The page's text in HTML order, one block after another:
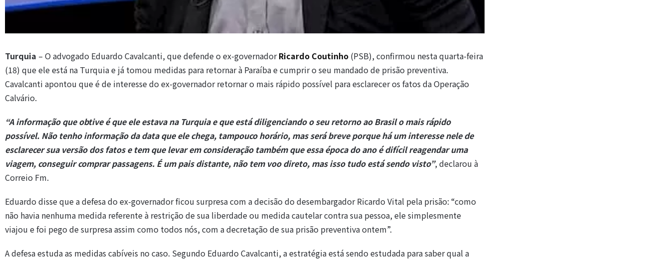
Turquia – O advogado Eduardo Cavalcanti, que defende o ex-governadorRicardo Coutinho (PSB), confirmou nesta quarta-feira
(18) que ele está na Turquia e já tomou medidas para retornar à Paraíba e cumprir o seu mandado de prisão preventiva.
Cavalcanti apontou que é de interesse do ex-governador retornar o mais rápido possível para esclarecer os fatos da Operação
Calvário.
“A informação que obtive é que ele estava na Turquia e que está diligenciando o seu retorno ao Brasil o mais rápido
possível. Não tenho informação da data que ele chega, tampouco horário, mas será breve porque há um interesse nele de
esclarecer sua versão dos fatos e tem que levar em consideração também que essa época do ano é difícil reagendar uma
viagem, conseguir comprar passagens. É um pais distante, não tem voo direto, mas isso tudo está sendo visto”, declarou à
Correio Fm.
Eduardo disse que a defesa do ex-governador ficou surpresa com a decisão do desembargador Ricardo Vital pela prisão: “como
não havia nenhuma medida referente à restrição de sua liberdade ou medida cautelar contra sua pessoa, ele simplesmente
viajou e foi pego de surpresa assim como todos nós, com a decretação de sua prisão preventiva ontem”.
A defesa estuda as medidas cabíveis no caso. Segundo Eduardo Cavalcanti, a estratégia está sendo estudada para saber qual a